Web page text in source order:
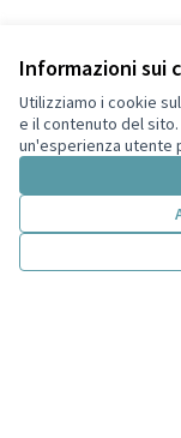
Informazioni sui
Utilizziamo i cookie
e il contenuto del
un'esperienza utente
Privacy